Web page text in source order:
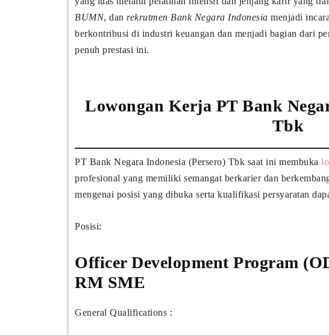
BUMN, dan rekrutmen Bank Negara Indonesia menjadi
berkontribusi di industri keuangan dan menjadi bagian dari
penuh prestasi ini.
Lowongan Kerja PT Bank
Tbk
PT Bank Negara Indonesia (Persero) Tbk saat ini membuka
profesional yang memiliki semangat berkarier dan
mengenai posisi yang dibuka serta kualifikasi persyaratan
Posisi:
Officer Development Program
RM SME
General Qualifications :